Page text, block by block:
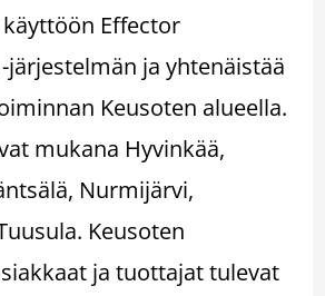
Effector
järjestelmän ja yhtenäistää
Keusoten alueella.
mukana Hyvinkää,
Nurmijärvi,
Keusoten
ja tuottajat tulevat